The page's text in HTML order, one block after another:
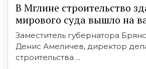
В Мглине строительство
мирового суда вышло на
Заместитель губернатора
Денис Амеличев, директор
строительства ...